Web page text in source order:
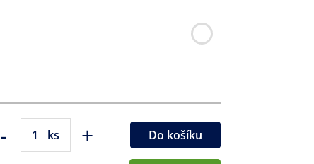
- ks + Do košíku